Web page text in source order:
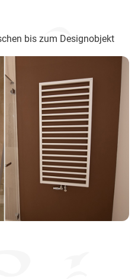
bis zum Designobjekt